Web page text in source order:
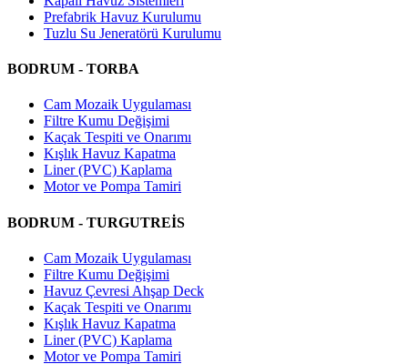
Prefabrik Havuz Kurulumu
Tuzlu Su Jeneratörü Kurulumu
BODRUM - TORBA
Cam Mozaik Uygulaması
Filtre Kumu Değişimi
Kaçak Tespiti ve Onarımı
Kışlık Havuz Kapatma
Liner (PVC) Kaplama
Motor ve Pompa Tamiri
BODRUM - TURGUTREİS
Cam Mozaik Uygulaması
Filtre Kumu Değişimi
Havuz Çevresi Ahşap Deck
Kaçak Tespiti ve Onarımı
Kışlık Havuz Kapatma
Liner (PVC) Kaplama
Motor ve Pompa Tamiri